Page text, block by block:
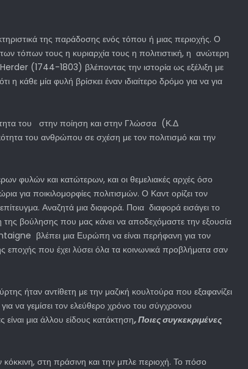
της παράδοσης ενός τόπου ή μιας περιοχής. Ο
των τόπων τους η κυριαρχία τους η πολιτιστική, η ανώτερη
(1744-1803) βλέποντας την ιστορία ως εξέλιξη με
μία φυλή βρίσκει έναν ιδιαίτερο δρόμο για να για
του στην ποίηση και στην Γλώσσα (Κ.Δ
του ανθρώπου σε σχέση με τον πολιτισμό και την
φυλών και κατώτερων, και οι θεμελιακές αρχές όσο
για ποικιλομορφίες πολιτισμών. Ο Καντ ορίζει τον
Αναζητά μια διαφορά. Ποια διαφορά εισάγει το
βούλησης που μας κάνει να αποδεχόμαστε την εξουσία
βλέπει μια Ευρώπη να είναι περήφανη για τον
εποχής που έχει λύσει όλα τα κοινωνικά προβλήματα σαν
ήταν αντίθετη με την μαζική κουλτούρα που εξαφανίζει
να γεμίσει τον ελεύθερο χρόνο του σύγχρονου
μια άλλου είδους κατάκτηση, Ποιες συγκεκριμένες
κόκκινη, στη πράσινη και την μπλε περιοχή. Το πόσο